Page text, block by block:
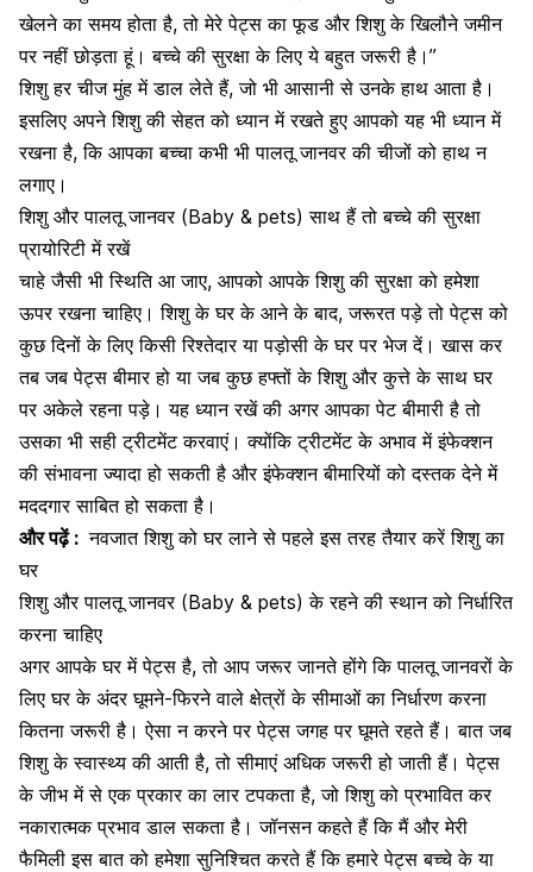
खेलने का समय होता है, तो मेरे पेट्स का फूड औरशिशु के खिलौनेजमीन
पर नहीं छोड़ता हूं। बच्चे की सुरक्षा के लिए ये बहुत जरूरी है।”
शिशु हर चीज मुंह में डाल लेतेहैं, जो भी आसानी से उनके हाथ आता है।
इसलिए अपनेशिशु की सेहतको ध्यान में रखते हुए आपको यह भी ध्यान में
रखना है, कि आपका बच्चा कभी भी पालतूजानवर की चीजों को हाथ न
लगाए ।
शिशु और पालतू जानवर (Baby & pets) साथ हैं तो बच्चे की सुरक्षा
प्रायोरिटी में रखें
चाहे जैसी भी स्थिति आ जाए, आपको आपकेशिशु की सुरक्षा को हमेशा
ऊपर रखना चाहिए। शिशु के घर के आने के बाद, जरूरत पड़े तो पेट्स को
कुछ दिनों के लिए किसी रिश्तेदार या पड़ोसी के घर पर भेज दें। खास कर
तब जब पेट्स बीमार हो या जब कुछ हफ्तों के शिशु और कुत्ते के साथ घर
पर अकेले रहना पड़े। यह ध्यान रखें की अगर आपका पेट बीमारी है तो
उसका भी सही ट्रीटमेंट करवाएं। क्योंकि ट्रीटमेंट के अभाव में इंफेक्शन
की संभावना ज्यादा हो सकती है और इंफेक्शन बीमारियों को दस्तक देने में
मददगार साबित हो सकता है।
और पढ़ें : नवजात शिशु को घर लाने से पहले इस तरह तैयार करें शिशु का
घर
शिशु और पालतू जानवर (Baby & pets) के रहने की स्थान को निर्धारित
करना चाहिए
अगर आपके घर में पेट्स है, तो आप जरूर जानते होंगे कि पालतू जानवरों के
लिए घर के अंदर घूमने-फिरने वाले क्षेत्रों के सीमाओं का निर्धारण करना
कितना जरूरी है। ऐसा न करने पर पेट्स जगह पर घूमते रहते हैं। बात जब
शिशु के स्वास्थ्य की आती है, तो सीमाएं अधिक जरूरी हो जाती हैं। पेट्स
के जीभ में से एक प्रकार का लार टपकता है, जो शिशु को प्रभावित कर
नकारात्मक प्रभाव डाल सकता है। जॉनसन कहते हैं कि मैं और मेरी
फैमिली इस बात को हमेशा सुनिश्चित करते हैं कि हमारे पेट्स बच्चे के या